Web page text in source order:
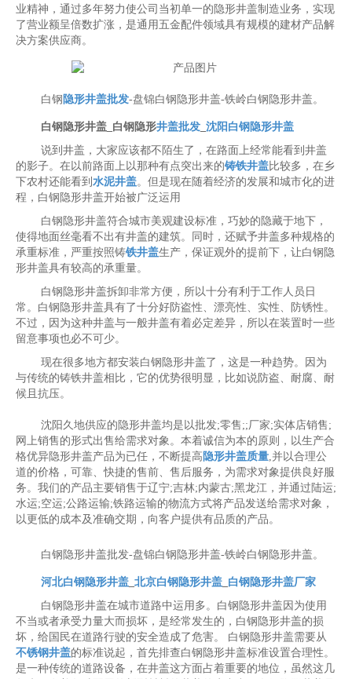
业精神，通过多年努力使公司当初单一的隐形井盖制造业务，实现
了营业额呈倍数扩涨，是通用五金配件领域具有规模的建材产品解
决方案供应商。
白钢 隐形井盖批发-盘锦白钢隐形井盖-铁岭白钢隐形井盖。
白钢隐形井盖_白钢隐形井盖批发_ 沈阳白钢隐形井盖
说到井盖，大家应该都不陌生了，在路面上经常能看到井盖
的影子。在以前路面上以那种有点突出来的铸铁井盖比较多，在乡
下农村还能看到 水泥井盖。但是现在随着经济的发展和城市化的进
程，白钢隐形井盖开始被广泛运用
白钢隐形井盖符合城市美观建设标准，巧妙的隐藏于地下，
使得地面丝毫看不出有井盖的建筑。同时，还赋予井盖多种规格的
承重标准，严重按照铸铁井盖生产，保证观外的提前下，让白钢隐
形井盖具有较高的承重量。
白钢隐形井盖拆卸非常方便，所以十分有利于工作人员日
常。白钢隐形井盖具有了十分好防盗性、漂亮性、实性、防锈性。
不过，因为这种井盖与一般井盖有着必定差异，所以在装置时一些
留意事项也必不可少。
现在很多地方都安装白钢隐形井盖了，这是一种趋势。因为
与传统的铸铁井盖相比，它的优势很明显，比如说防盗、耐腐、耐
候且抗压。
沈阳久地供应的隐形井盖均是以批发;零售;;厂家;实体店销售;
网上销售的形式出售给需求对象。本着诚信为本的原则，以生产合
格优异隐形井盖产品为已任，不断提高 隐形井盖质量,并以合理公
道的价格，可靠、快捷的售前、售后服务，为需求对象提供良好服
务。我们的产品主要销售于辽宁;吉林;内蒙古;黑龙江，并通过陆运;
水运;空运;公路运输;铁路运输的物流方式将产品发送给需求对象，
以更低的成本及准确交期，向客户提供有品质的产品。
白钢隐形井盖批发-盘锦白钢隐形井盖-铁岭白钢隐形井盖。
河北白钢隐形井盖_ 北京白钢隐形井盖_ 白钢隐形井盖厂家
白钢隐形井盖在城市道路中运用多。白钢隐形井盖因为使用
不当或者承受力量大而损坏，是经常发生的，白钢隐形井盖的损
坏，给国民在道路行驶的安全造成了危害。 白钢隐形井盖需要从
不锈钢井盖的标准说起，首先排查白钢隐形井盖标准设置合理性。
是一种传统的道路设备，在井盖这方面占着重要的地位，虽然这几